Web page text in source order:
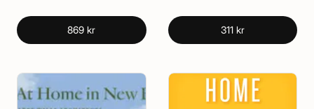
869 kr 311 kr